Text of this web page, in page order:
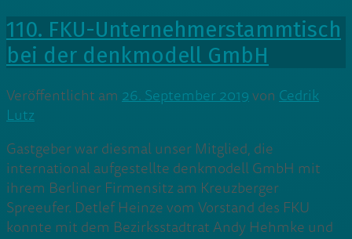
110. FKU-Unternehmerstammtisch
bei der denkmodell GmbH
Veröffentlicht am 26. September 2019von Cedrik
Lutz
Gastgeber war diesmal unser Mitglied, die
international aufgestellte denkmodell GmbH mit
ihrem Berliner Firmensitz am Kreuzberger
Spreeufer. Detlef Heinze vom Vorstand des FKU
konnte mit dem Bezirksstadtrat Andy Hehmke und